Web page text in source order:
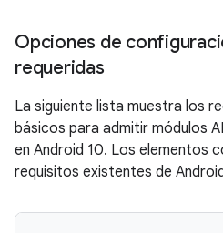
Opciones de
requeridas
La siguiente lista muestra los
básicos para admitir módulos
en Android 10. Los elementos
requisitos existentes de